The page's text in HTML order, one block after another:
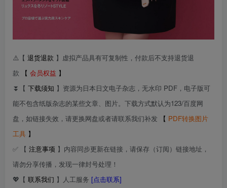
⚠️【 退货退款 】虚拟产品具有可复制性，付款后不支持退货退
款
【 会员权益 】
⏬【 下载须知 】资源为日本日文电子杂志，无水印 PDF，电子版可
能不包含纸版杂志的某些文章、图片。下载方式默认为123/百度网
盘，如链接失效，请更换网盘或者请联系我们补发
【 PDF转换图片
工具 】
✅ 【 注意事项 】内容同步更新在链接，请保存（订阅）链接地址，
请勿分享传播，发现一律封号处理！
💖【 联系我们 】人工服务 [点击联系]